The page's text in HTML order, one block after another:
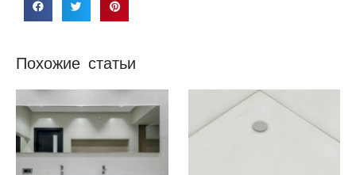
Похожие статьи